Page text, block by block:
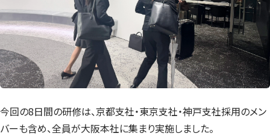
今回の8日間の研修は、京都支社・東京支社・神戸支社採用のメン
バーも含め、全員が大阪本社に集まり実施しました。